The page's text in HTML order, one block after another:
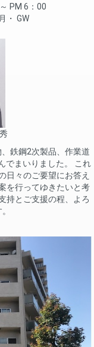
PM 6：00
GW
鉄鋼2次製品、作業道
でまいりました。 これ
日々のご要望にお答え
を行ってゆきたいと考
持とご支援の程、よろ